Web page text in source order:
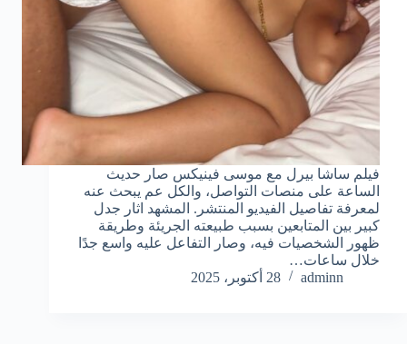
فيلم ساشا بيرل مع موسى فينيكس صار حديث
الساعة على منصات التواصل، والكل عم يبحث عنه
لمعرفة تفاصيل الفيديو المنتشر. المشهد اثار جدل
كبير بين المتابعين بسبب طبيعته الجريئة وطريقة
ظهور الشخصيات فيه، وصار التفاعل عليه واسع جدًا
خلال ساعات…
adminn
28 أكتوبر، 2025